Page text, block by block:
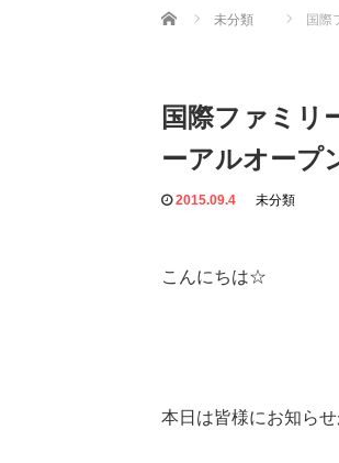
Home 未分類 国際
国際ファミリ
ーアルオープ
2015.09.4 未分類
こんにちは☆
本日は皆様にお知ら